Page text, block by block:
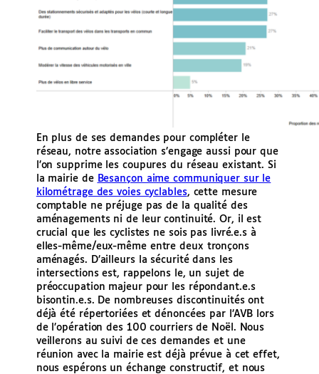
En plus de ses demandes pour compléter le
réseau, notre association s’engage aussi pour que
l’on supprime les coupures du réseau existant. Si
la mairie de Besançon aime communiquer sur le
kilométrage des voies cyclables, cette mesure
comptable ne préjuge pas de la qualité des
aménagements ni de leur continuité. Or, il est
crucial que les cyclistes ne sois pas livré.e.s à
elles-même/eux-même entre deux tronçons
aménagés. D’ailleurs la sécurité dans les
intersections est, rappelons le, un sujet de
préoccupation majeur pour les répondant.e.s
bisontin.e.s. De nombreuses discontinuités ont
déjà été répertoriées et dénoncées par l’AVB lors
de l’opération des 100 courriers de Noël. Nous
veillerons au suivi de ces demandes et une
réunion avec la mairie est déjà prévue à cet effet,
nous espérons un échange constructif, et nous